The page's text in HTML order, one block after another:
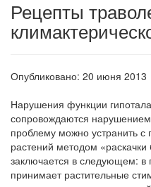
встрече с журналистами
Местная анестезия
Рецепты
Опубликовано: 20 июня 2013
Нарушения функции
сопровождаются
проблему можно устранить
растений методом
заключается в следующем:
принимает растительные